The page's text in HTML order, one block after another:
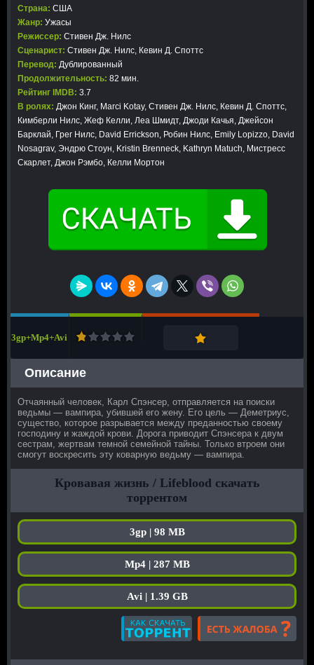
Страна: США
Жанр: Ужасы
Режиссер: Стивен Дж. Нилс
Сценарист: Стивен Дж. Нилс, Кевин Д. Споттс
Перевод: Дублированный
Продолжительность: 82 мин.
Рейтинг IMDB: 3.7
В ролях: Джон Кинг, Marci Kotay, Стивен Дж. Нилс, Кевин Д. Споттс,
Кимберли Нилс, Жеф Келли, Леа Шмидт, Джоди Качья, Джейсон
Барклай, Грег Нилс, David Errickson, Робин Нилс, Emily Lopizzo, David
Nosagrav, Эндрю Стоун, Kristin Brenneck, Kathryn Matuch, Мистресс
Скарлет, Джон Рэмбо, Келли Мортон
3gp+Mp4+Avi
Описание
Отчаянный человек, Карл Спэнсер, отправляется на поиски
ведьмы — вампира, убившей его жену. Его цель — Деметриус,
существо, которое разрывается между преданностью своему
господину и жаждой крови. Дорога приводит Спэнсера к двум
сестрам, жертвам темной семейной тайны. Только втроем они
смогут воскресить эту коварную ведьму — вампира.
Кровавая жизнь / Lifeblood скачать
торрентом
3gp | 98 MB
Mp4 | 287 MB
Avi | 1.39 GB